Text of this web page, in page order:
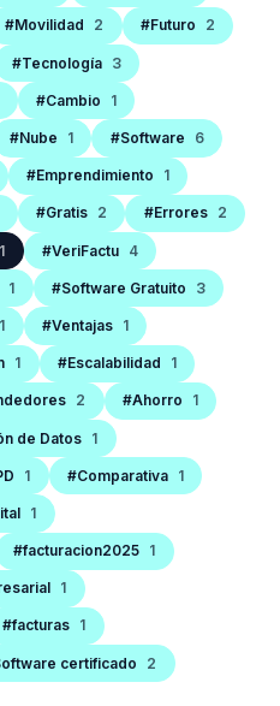
#Movilidad 2 #Futuro 2
#Tecnología 3
#Cambio 1
#Nube 1 #Software 6
#Emprendimiento 1
#Gratis 2 #Errores 2
1 #VeriFactu 4
1 #Software Gratuito 3
1 #Ventajas 1
1 #Escalabilidad 1
2 #Ahorro 1
de Datos 1
1 #Comparativa 1
1
#facturacion2025 1
1
#facturas 1
certificado 2
FACTURACIÓN
señales de
negocio
cambiar